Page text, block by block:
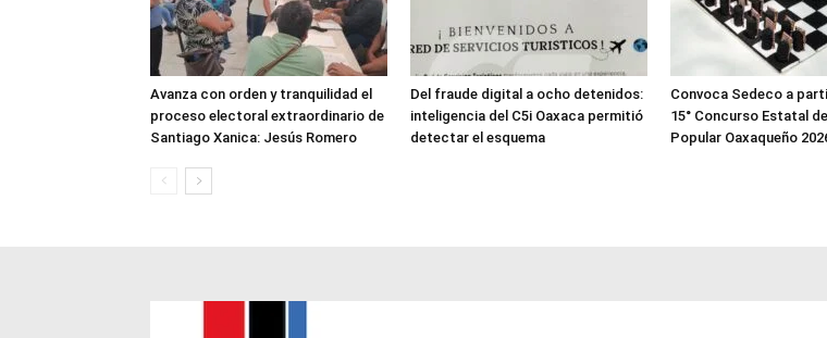
Avanza con orden y tranquilidad el
proceso electoral extraordinario de
Santiago Xanica: Jesús Romero
Del fraude digital a ocho detenidos:
inteligencia del C5i Oaxaca permitió
detectar el esquema
Convoca Sedeco a
15° Concurso Estatal
Popular Oaxaqueño